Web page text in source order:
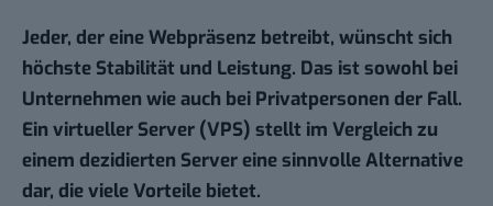
Jeder, der eine Webpräsenz betreibt, wünscht sich
höchste Stabilität und Leistung. Das ist sowohl bei
Unternehmen wie auch bei Privatpersonen der Fall.
Ein virtueller Server (VPS) stellt im Vergleich zu
einem dezidierten Server eine sinnvolle Alternative
dar, die viele Vorteile bietet.